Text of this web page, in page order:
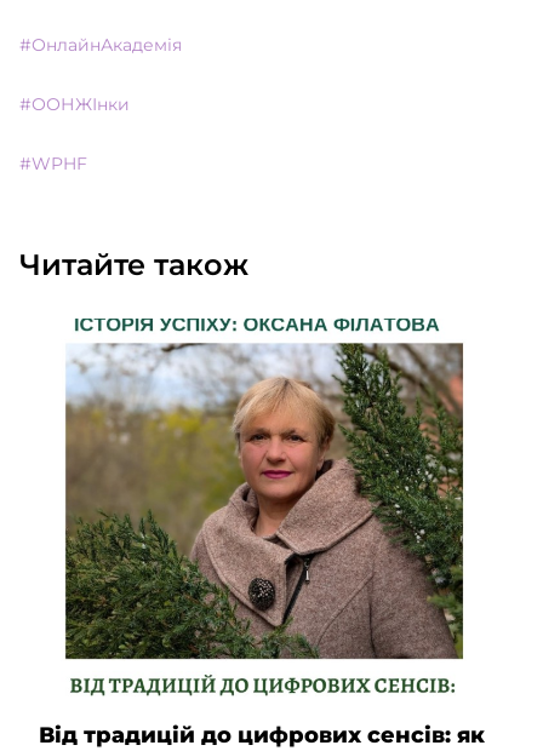
#ОнлайнАкадемія
#ООНЖІнки
#WPHF
Читайте також
Від традицій до цифрових сенсів: як